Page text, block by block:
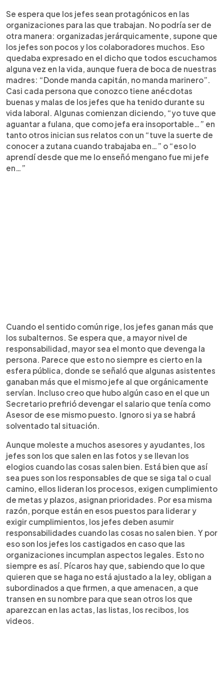
Se espera que los jefes sean protagónicos en las
organizaciones para las que trabajan. No podría ser de
otra manera: organizadas jerárquicamente, supone que
los jefes son pocos y los colaboradores muchos. Eso
quedaba expresado en el dicho que todos escuchamos
alguna vez en la vida, aunque fuera de boca de nuestras
madres: “Donde manda capitán, no manda marinero”.
Casi cada persona que conozco tiene anécdotas
buenas y malas de los jefes que ha tenido durante su
vida laboral. Algunas comienzan diciendo, “yo tuve que
aguantar a fulana, que como jefa era insoportable…” en
tanto otros inician sus relatos con un “tuve la suerte de
conocer a zutana cuando trabajaba en…” o “eso lo
aprendí desde que me lo enseñó mengano fue mi jefe
en…”
Cuando el sentido común rige, los jefes ganan más que
los subalternos. Se espera que, a mayor nivel de
responsabilidad, mayor sea el monto que devenga la
persona. Parece que esto no siempre es cierto en la
esfera pública, donde se señaló que algunas asistentes
ganaban más que el mismo jefe al que orgánicamente
servían. Incluso creo que hubo algún caso en el que un
Secretario prefirió devengar el salario que tenía como
Asesor de ese mismo puesto. Ignoro si ya se habrá
solventado tal situación.
Aunque moleste a muchos asesores y ayudantes, los
jefes son los que salen en las fotos y se llevan los
elogios cuando las cosas salen bien. Está bien que así
sea pues son los responsables de que se siga tal o cual
camino, ellos lideran los procesos, exigen cumplimiento
de metas y plazos, asignan prioridades. Por esa misma
razón, porque están en esos puestos para liderar y
exigir cumplimientos, los jefes deben asumir
responsabilidades cuando las cosas no salen bien. Y por
eso son los jefes los castigados en caso que las
organizaciones incumplan aspectos legales. Esto no
siempre es así. Pícaros hay que, sabiendo que lo que
quieren que se haga no está ajustado a la ley, obligan a
subordinados a que firmen, a que amenacen, a que
transen en su nombre para que sean otros los que
aparezcan en las actas, las listas, los recibos, los
videos.